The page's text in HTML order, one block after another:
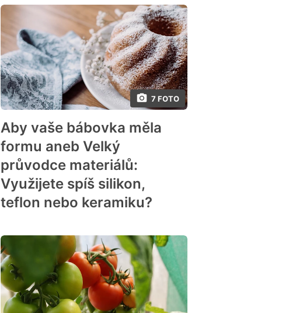
7 FOTO
Aby vaše bábovka měla
formu aneb Velký
průvodce materiálů:
Využijete spíš silikon,
teflon nebo keramiku?